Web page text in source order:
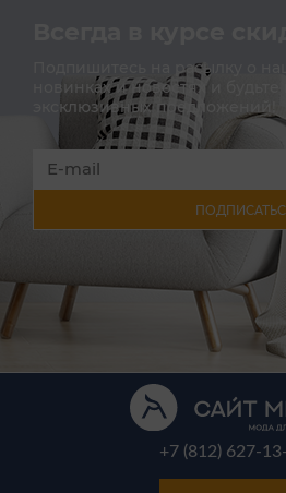
Всегда в курсе
Подпишитесь на расылку о
новинках и новостях и
эксклюзивных предложений!
+7 (812) 627-